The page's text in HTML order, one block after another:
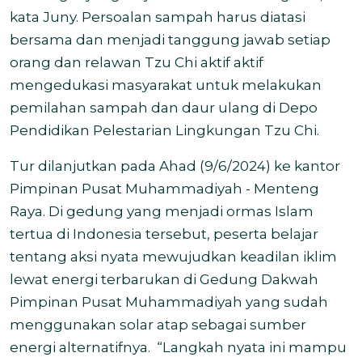
kata Juny. Persoalan sampah harus diatasi
bersama dan menjadi tanggung jawab setiap
orang dan relawan Tzu Chi aktif aktif
mengedukasi masyarakat untuk melakukan
pemilahan sampah dan daur ulang di Depo
Pendidikan Pelestarian Lingkungan Tzu Chi.
Tur dilanjutkan pada Ahad (9/6/2024) ke kantor
Pimpinan Pusat Muhammadiyah - Menteng
Raya. Di gedung yang menjadi ormas Islam
tertua di Indonesia tersebut, peserta belajar
tentang aksi nyata mewujudkan keadilan iklim
lewat energi terbarukan di Gedung Dakwah
Pimpinan Pusat Muhammadiyah yang sudah
menggunakan solar atap sebagai sumber
energi alternatifnya. “Langkah nyata ini mampu